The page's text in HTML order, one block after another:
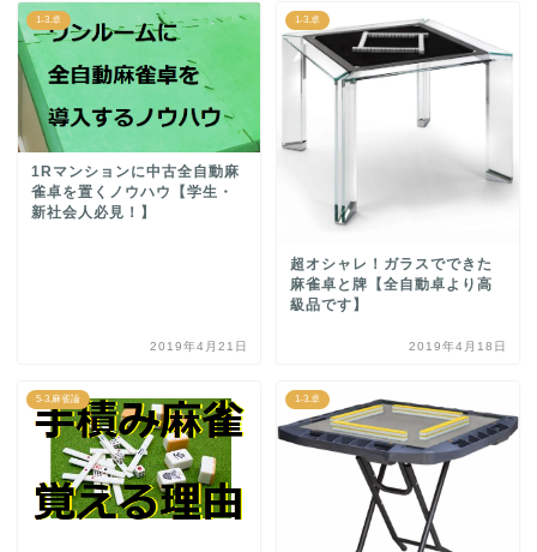
1-3.卓
1Rマンションに中古全自動麻
雀卓を置くノウハウ【学生・
新社会人必見！】
2019年4月21日
1-3.卓
超オシャレ！ガラスでできた
麻雀卓と牌【全自動卓より高
級品です】
2019年4月18日
5-3.麻雀論 1-3.卓